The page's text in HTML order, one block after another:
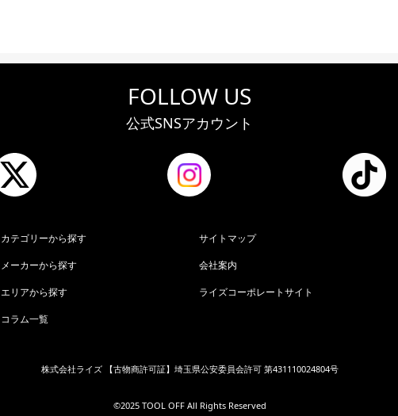
FOLLOW US
公式SNSアカウント
カテゴリーから探す
メーカーから探す
エリアから探す
コラム一覧
サイトマップ
会社案内
ライズコーポレートサイト
株式会社ライズ 【古物商許可証】埼玉県公安委員会許可 第431110024804号
©︎2025 TOOL OFF All Rights Reserved